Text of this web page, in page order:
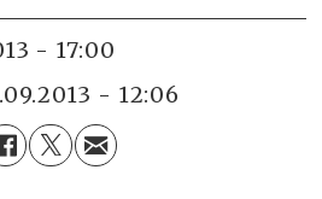
- 17:00
- 12:06